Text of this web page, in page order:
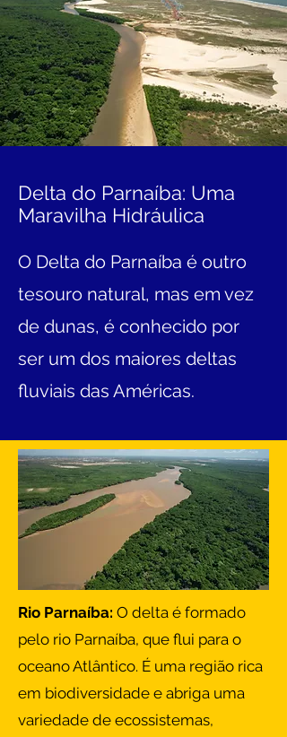
Delta do Parnaíba: Uma
Maravilha Hidráulica
O Delta do Parnaíba é outro
tesouro natural, mas em vez
de dunas, é conhecido por
ser um dos maiores deltas
fluviais das Américas.
Rio Parnaíba: O delta é formado
pelo rio Parnaíba, que flui para o
oceano Atlântico. É uma região rica
em biodiversidade e abriga uma
variedade de ecossistemas,